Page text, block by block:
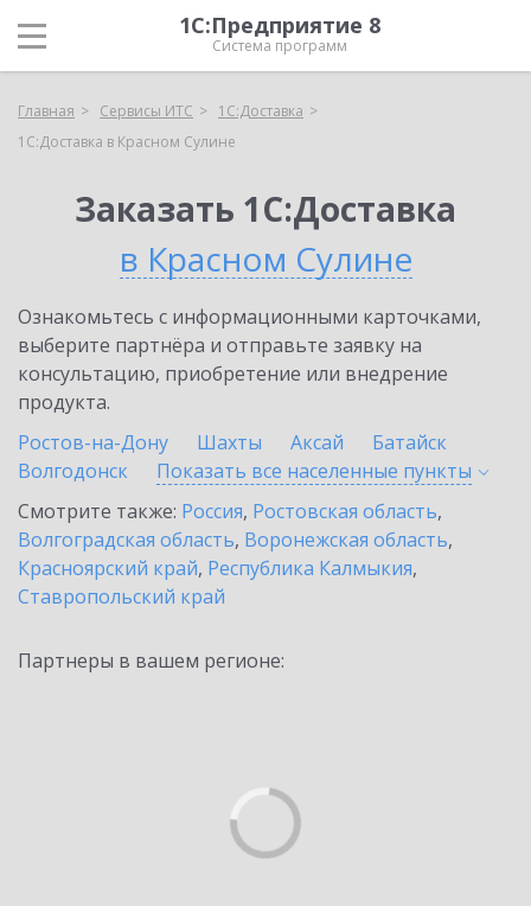
1С:Предприятие 8
Система программ
Главная Сервисы ИТС
1С:Доставка
1С:Доставка в Красном Сулине
Заказать 1С:Доставка
в Красном Сулине
Ознакомьтесь с информационными карточками,
выберите партнёра и отправьте заявку на
консультацию, приобретение или внедрение
продукта.
Ростов-на-Дону
Шахты Аксай
Батайск
Волгодонск
Показать все населенные пункты
Смотрите также: Россия, Ростовская область,
Волгоградская область, Воронежская область,
Красноярский край, Республика Калмыкия,
Ставропольский край
Партнеры в вашем регионе: